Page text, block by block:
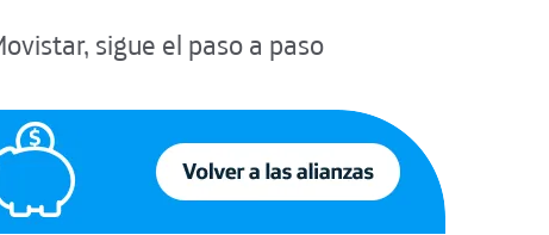
sigue el paso a paso